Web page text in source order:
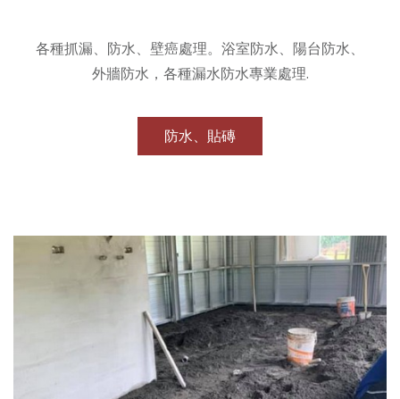
各種抓漏、防水、壁癌處理。浴室防水、陽台防水、
外牆防水，各種漏水防水專業處理.
防水、貼磚